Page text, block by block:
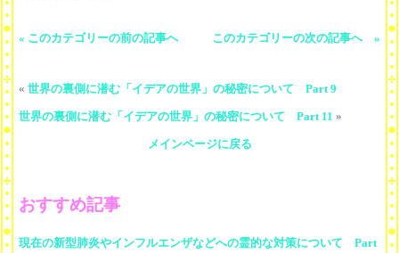
« このカテゴリーの前の記事へ このカテゴリーの次の記事へ »
« 世界の裏側に潜む「イデアの世界」の秘密について Part 9
世界の裏側に潜む「イデアの世界」の秘密について Part 11 »
メインページに戻る
おすすめ記事
現在の新型肺炎やインフルエンザなどへの霊的な対策について Part